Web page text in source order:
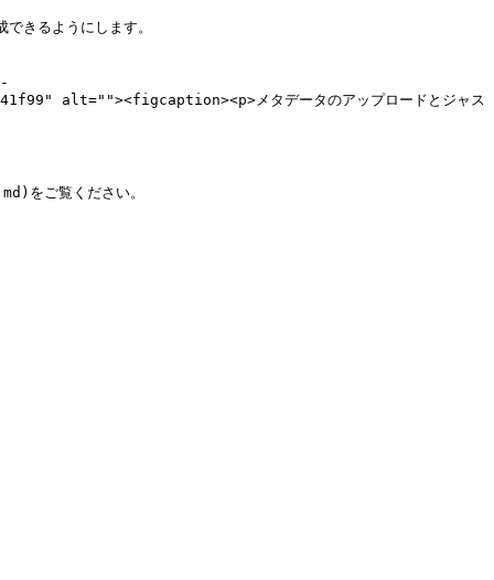
きるようにします。
alt=""><figcaption><p>メタデータのアップロードとジャス
をご覧ください。